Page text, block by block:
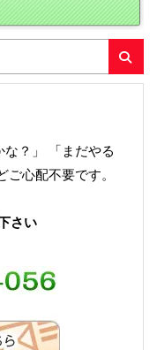
な？」 「まだやる
心配不要です。
さい